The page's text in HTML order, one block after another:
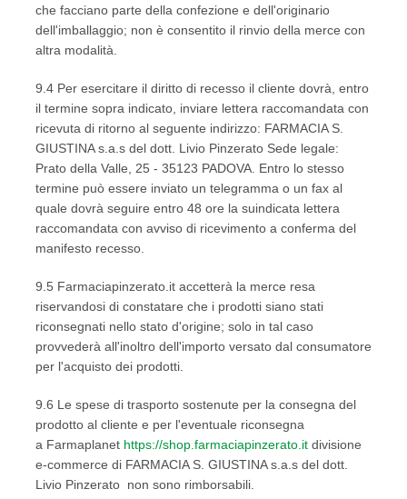
che facciano parte della confezione e dell'originario
dell'imballaggio; non è consentito il rinvio della merce con
altra modalità.
9.4 Per esercitare il diritto di recesso il cliente dovrà, entro
il termine sopra indicato, inviare lettera raccomandata con
ricevuta di ritorno al seguente indirizzo: FARMACIA S.
GIUSTINA s.a.s del dott. Livio Pinzerato Sede legale:
Prato della Valle, 25 - 35123 PADOVA. Entro lo stesso
termine può essere inviato un telegramma o un fax al
quale dovrà seguire entro 48 ore la suindicata lettera
raccomandata con avviso di ricevimento a conferma del
manifesto recesso.
9.5 Farmaciapinzerato.it accetterà la merce resa
riservandosi di constatare che i prodotti siano stati
riconsegnati nello stato d'origine; solo in tal caso
provvederà all'inoltro dell'importo versato dal consumatore
per l'acquisto dei prodotti.
9.6 Le spese di trasporto sostenute per la consegna del
prodotto al cliente e per l'eventuale riconsegna
a Farmaplanet https://shop.farmaciapinzerato.it divisione
e-commerce di FARMACIA S. GIUSTINA s.a.s del dott.
Livio Pinzerato non sono rimborsabili.